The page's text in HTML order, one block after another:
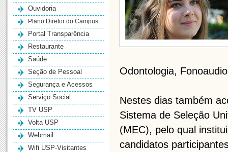
Ouvidoria
Plano Diretor do Campus
Portal Transparência
Restaurante
Saúde
Seção de Pessoal
Segurança e Acessos
Serviço Social
TV USP
Volta USP
Webmail
Wifi USP-Visitantes
Odontologia,
Nestes dias também
Sistema de Seleção
(MEC), pelo qual
candidatos